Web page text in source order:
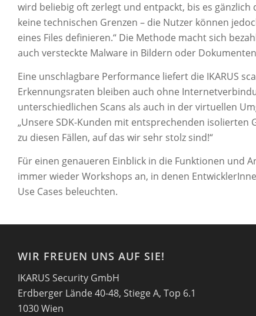
wird beliebig oft zerlegt und entpackt, bis es
keine technischen Grenzen – die Nutzer können
eines Files definieren.“ Die Methode macht sich
auch versteckte Malware in Bildern oder
Eine unschlagbare Performance liefert die IKARUS
Erkennungsraten bleiben auch ohne
unterschiedlichen Scans als auch in der virtuellen
„Unsere SDK-Kunden mit entsprechenden
zu diesen Fällen, auf das wir sehr stolz sind!“
Für einen genaueren Einblick in die Funktionen und
immer wieder Workshops an, in denen
Use Cases beleuchten.
WIR FREUEN UNS AUF SIE!
IKARUS Security GmbH
Erdberger Lände 40-48, Stiege A, Top 6.1
1030 Wien